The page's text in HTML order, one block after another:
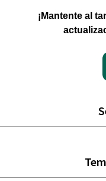
¡Mantente al